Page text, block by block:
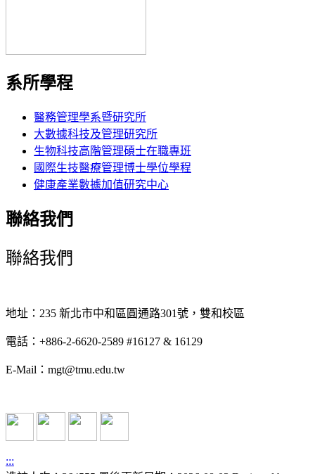
系所學程
醫務管理學系暨研究所
大數據科技及管理研究所
生物科技高階管理碩士在職專班
國際生技醫療管理博士學位學程
健康產業數據加值研究中心
聯絡我們
聯絡我們
地址：235 新北市中和區圓通路301號，雙和校區
電話：+886-2-6620-2589 #16127 & 16129
E-Mail：mgt@tmu.edu.tw
:::